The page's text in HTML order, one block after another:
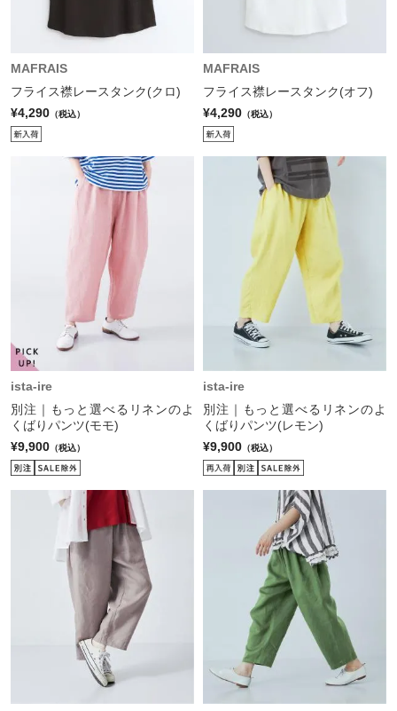
MAFRAIS
フライス襟レースタンク(クロ)
¥4,290 （税込）
MAFRAIS
フライス襟レースタンク(オフ)
¥4,290 （税込）
ista-ire
別注｜もっと選べるリネンのよ
くばりパンツ(モモ)
¥9,900 （税込）
ista-ire
別注｜もっと選べるリネンのよ
くばりパンツ(レモン)
¥9,900 （税込）